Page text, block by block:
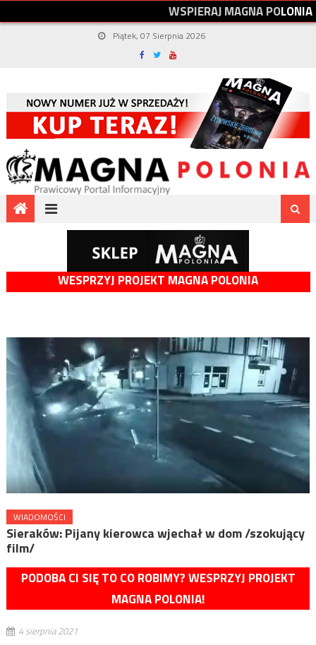
WSPIERAJMAGNAPOLONIA
Piątek, 07 Sierpnia 2026
WESPRZYJ PROJEKT MAGNA POLONIA
WIADOMOŚCI
Sieraków: Pijany kierowca wjechał w dom /szokujący
film/
PODOBA CI SIĘ TO CO ROBIMY? WESPRZYJ PROJEKT
MAGNA POLONIA!
4 sierpnia 2021